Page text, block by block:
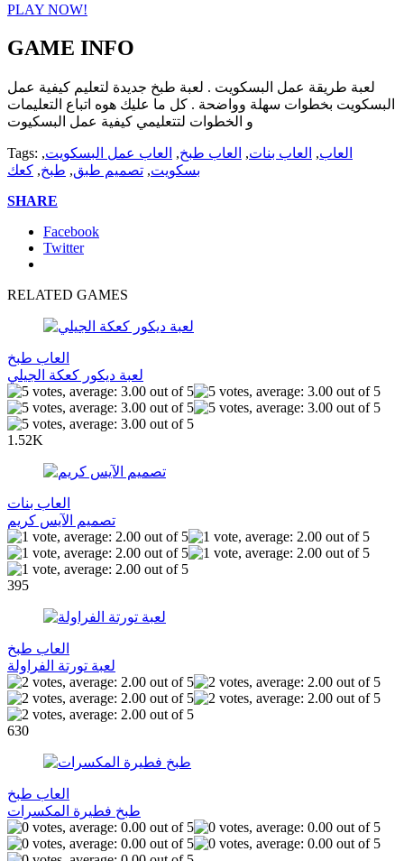
PLAY NOW!
GAME INFO
لعبة طريقة عمل البسكويت . لعبة طبخ جديدة لتعليم كيفية عمل
البسكويت بخطوات سهلة وواضحة . كل ما عليك هوه اتباع التعليمات
و الخطوات لتتعليمي كيفية عمل البسكيوت
Tags: العاب, العاب بنات, العاب طبخ, العاب عمل البسكويت,
بسكويت, تصميم طبق, طبخ, كعك
SHARE
Facebook
Twitter
RELATED GAMES
العاب طبخ
لعبة ديكور كعكة الجيلي
1.52K
العاب بنات
تصميم الآيس كريم
395
العاب طبخ
لعبة تورتة الفراولة
630
العاب طبخ
طبخ فطيرة المكسرات